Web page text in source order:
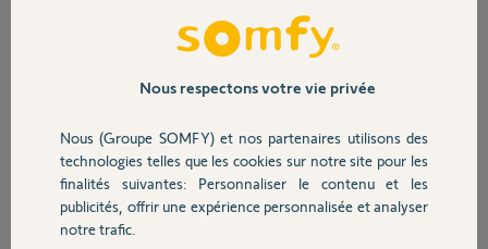
Sécurité
Domotique
Depuis environ une heure, mon link et une caméra indoor, indiquent
tout fonctionne normalement .
je ne rentre pas chez moi tout de suite, qu’en pensez-vous niveau
diagnostic ?
Merci à la communauté.
Nous respectons votre vie privée
Nous (Groupe SOMFY) et nos partenaires utilisons des
technologies telles que les cookies sur notre site pour les
finalités suivantes: Personnaliser le contenu et les
publicités, offrir une expérience personnalisée et analyser
notre trafic.